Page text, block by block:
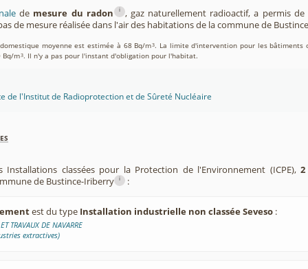
de mesure du radon i
, gaz naturellement radioactif, a permis
de mesure réalisée dans l'air des habitations de la commune de
moyenne est estimée à 68 Bq/m3. La limite d'intervention pour les bâtiments
Bq/m3. Il n'y a pas pour l'instant d'obligation pour l'habitat.
de l'Institut de Radioprotection et de Sûreté Nucléaire
Installations classées pour la Protection de l'Environnement (ICPE),2
de Bustince-Iriberry
i :
est du type Installation industrielle non classée Seveso :
TRAVAUX DE NAVARRE
extractives)